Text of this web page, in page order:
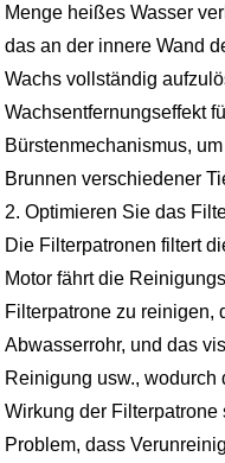
Menge heißes Wasser
das an der innere Wand
Wachs vollständig
Wachsentfernungseffekt
Bürstenmechanismus,
Brunnen verschiedener
2. Optimieren Sie das
Die Filterpatronen filtert
Motor fährt die
Filterpatrone zu reinigen,
Abwasserrohr, und das
Reinigung usw.,
Wirkung der
Problem, dass